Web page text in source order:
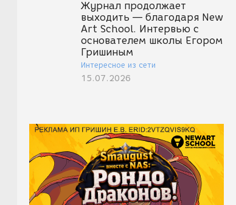
Журнал продолжает
выходить — благодаря New
Art School. Интервью с
основателем школы Егором
Гришиным
Интересное из сети
15.07.2026